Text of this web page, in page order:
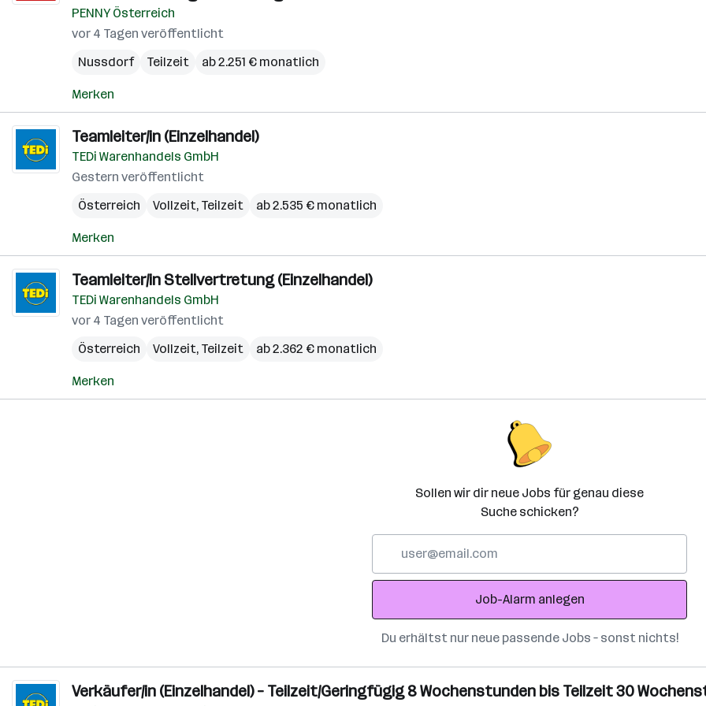
PENNY Österreich
vor 4 Tagen veröffentlicht
Nussdorf
Teilzeit ab 2.251 € monatlich
Merken
Teamleiter/in (Einzelhandel)
TEDi Warenhandels GmbH
Gestern veröffentlicht
Österreich
Vollzeit, Teilzeit ab 2.535 € monatlich
Merken
Teamleiter/in Stellvertretung (Einzelhandel)
TEDi Warenhandels GmbH
vor 4 Tagen veröffentlicht
Österreich
Vollzeit, Teilzeit ab 2.362 € monatlich
Merken
Sollen wir dir neue Jobs für genau diese
Suche schicken?
Adresse
Job-Alarm anlegen
Du erhältst nur neue passende Jobs – sonst nichts!
Verkäufer/in (Einzelhandel) – Teilzeit/Geringfügig 8 Wochenstunden bis Teilzeit 30